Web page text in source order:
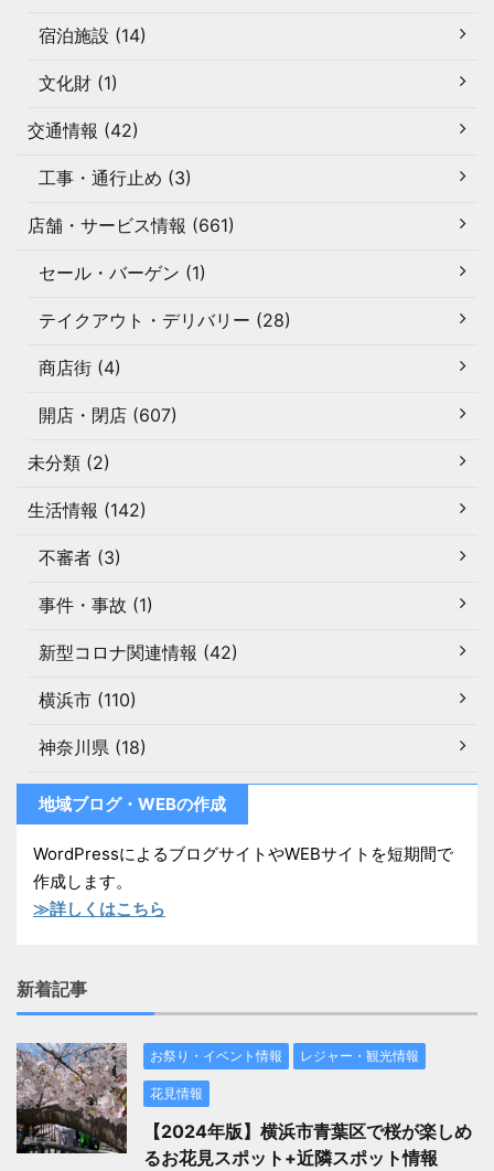
宿泊施設 (14)
文化財 (1)
交通情報 (42)
工事・通行止め (3)
店舗・サービス情報 (661)
セール・バーゲン (1)
テイクアウト・デリバリー (28)
商店街 (4)
開店・閉店 (607)
未分類 (2)
生活情報 (142)
不審者 (3)
事件・事故 (1)
新型コロナ関連情報 (42)
横浜市 (110)
神奈川県 (18)
地域ブログ・WEBの作成
WordPressによるブログサイトやWEBサイトを短期間で
作成します。
≫詳しくはこちら
新着記事
お祭り・イベント情報 レジャー・観光情報
花見情報
【2024年版】横浜市青葉区で桜が楽しめ
るお花見スポット+近隣スポット情報